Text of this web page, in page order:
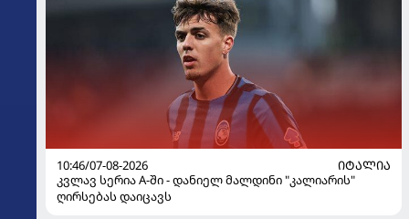
10:46/07-08-2026
ᲘᲢᲐᲚᲘᲐ
კვლავ სერია A-ში - დანიელ მალდინი "კალიარის"
ღირსებას დაიცავს